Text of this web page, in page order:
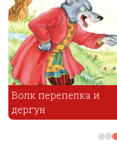
Волк перепелка и
дергун